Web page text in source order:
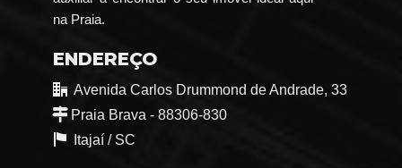
na Praia.
ENDEREÇO
Avenida Carlos Drummond de Andrade, 33
Praia Brava - 88306-830
Itajaí / SC